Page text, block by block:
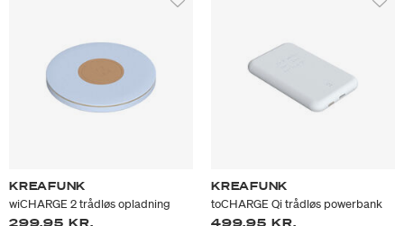
KREAFUNK
wiCHARGE 2 trådløs opladning
KREAFUNK
toCHARGE Qi trådløs powerbank